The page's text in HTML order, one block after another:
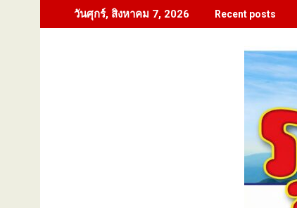
to
วันศุกร์, สิงหาคม 7, 2026 Recent posts